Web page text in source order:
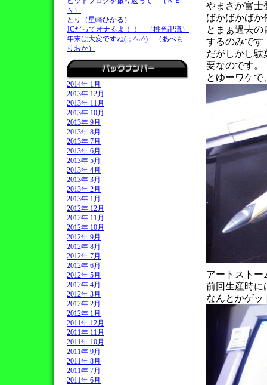
Ｎ）
とり（星崎ひかる）
JCだってオナるよ！！ （桃色卍流）
年末は大変ですね(；^ω^) （あべも
りおか）
2014年 1月
2013年 12月
2013年 11月
2013年 10月
2013年 9月
2013年 8月
2013年 7月
2013年 6月
2013年 5月
2013年 4月
2013年 3月
2013年 2月
2013年 1月
2012年 12月
2012年 11月
2012年 10月
2012年 9月
2012年 8月
2012年 7月
2012年 6月
2012年 5月
2012年 4月
2012年 3月
2012年 2月
2012年 1月
2011年 12月
2011年 11月
2011年 10月
2011年 9月
2011年 8月
2011年 7月
2011年 6月
やまさか富
ばかばかばか
とまぁ過去
するのみです
だがしかし駄
要なのです。
とゆーワケ
アートスト
前回生産時に
なんとかゲッ